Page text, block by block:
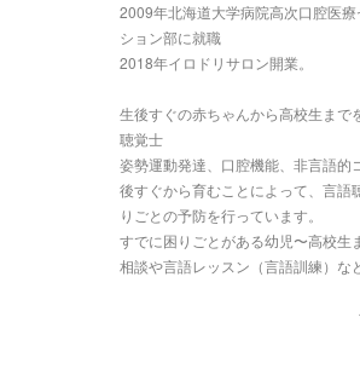
2009年北海道大学病院高次口腔医
ション部に就職
2018年イロドリサロン開業。
生後すぐの赤ちゃんから高校生まで
聴覚士
姿勢運動発達、口腔機能、非言語的
後すぐから育むことによって、言語
りごとの予防を行っています。
すでに困りごとがある幼児〜高校生
相談や言語レッスン（言語訓練）な